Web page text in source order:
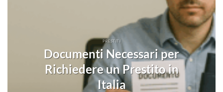
PRESTITI
Documenti Necessari per
Richiedere un Prestito in
Italia